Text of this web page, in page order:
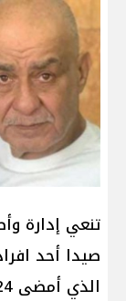
تنعي إدارة
صيدا أحد